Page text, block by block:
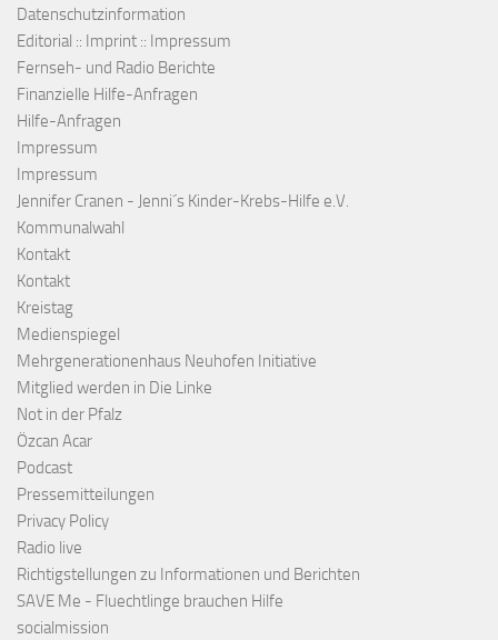
Datenschutzinformation
Editorial :: Imprint :: Impressum
Fernseh- und Radio Berichte
Finanzielle Hilfe-Anfragen
Hilfe-Anfragen
Impressum
Impressum
Jennifer Cranen - Jenni´s Kinder-Krebs-Hilfe e.V.
Kommunalwahl
Kontakt
Kontakt
Kreistag
Medienspiegel
Mehrgenerationenhaus Neuhofen Initiative
Mitglied werden in Die Linke
Not in der Pfalz
Özcan Acar
Podcast
Pressemitteilungen
Privacy Policy
Radio live
Richtigstellungen zu Informationen und Berichten
SAVE Me - Fluechtlinge brauchen Hilfe
socialmission